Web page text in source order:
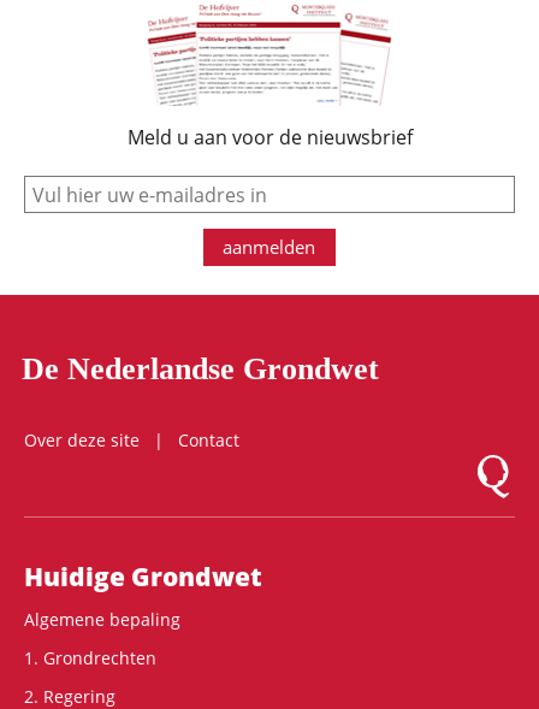
Meld u aan voor de nieuwsbrief
e-mail
aanmelden
De Nederlandse Grondwet
Over deze site
Contact
Logo
Hoofdnavigatie
Huidige Grondwet
Algemene bepaling
1. Grondrechten
2. Regering